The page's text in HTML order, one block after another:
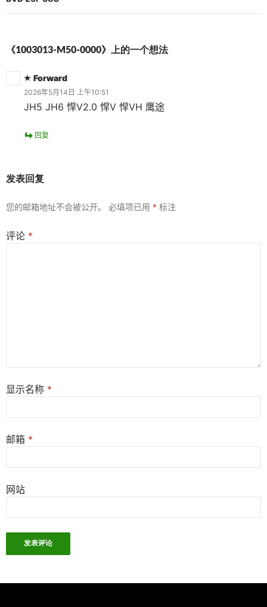
《1003013-M50-0000》上的一个想法
Forward
2026年5月14日 上午10:51
JH5 JH6 悍V2.0 悍V 悍VH 鹰途
回复
发表回复
您的邮箱地址不会被公开。 必填项已用 * 标注
评论 *
显示名称 *
邮箱 *
网站